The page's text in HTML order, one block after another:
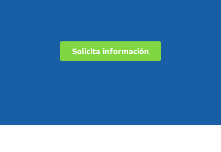
Solicita información